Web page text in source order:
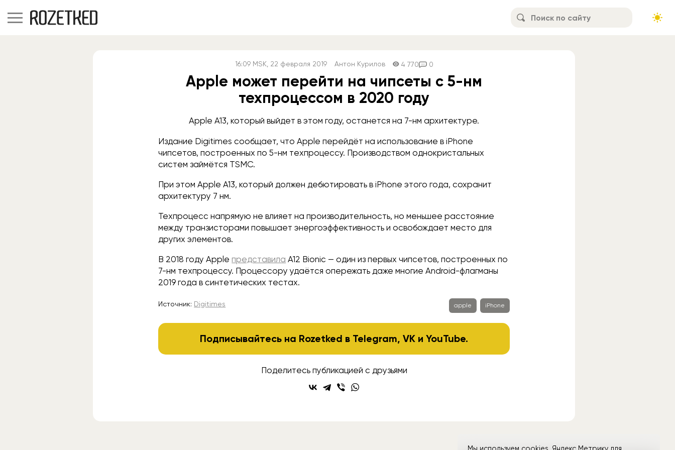
16:09 MSK, 22 февраля 2019 Антон Курилов 4 770 0
Apple может перейти на чипсеты с 5-нм
техпроцессом в 2020 году
Apple A13, который выйдет в этом году, останется на 7-нм архитектуре.
Издание Digitimes сообщает, что Apple перейдёт на использование в iPhone
чипсетов, построенных по 5-нм техпроцессу. Производством однокристальных
систем займётся TSMC.
При этом Apple A13, который должен дебютировать в iPhone этого года, сохранит
архитектуру 7 нм.
Техпроцесс напрямую не влияет на производительность, но меньшее расстояние
между транзисторами повышает энергоэффективность и освобождает место для
других элементов.
В 2018 году Apple представила A12 Bionic — один из первых чипсетов, построенных по
7-нм техпроцессу. Процессору удаётся опережать даже многие Android-флагманы
2019 года в синтетических тестах.
Источник: Digitimes apple iPhone
Подписывайтесь на Rozetked в Telegram,VK иYouTube.
Поделитесь публикацией с друзьями